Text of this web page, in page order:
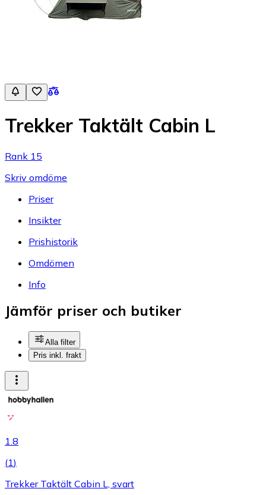
Trekker Taktält Cabin L
Rank 15
Skriv omdöme
Priser
Insikter
Prishistorik
Omdömen
Info
Jämför priser och butiker
Alla filter
Pris inkl. frakt
1.8
(1)
Trekker Taktält Cabin L, svart